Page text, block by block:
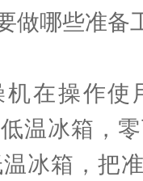
做哪些准备
操作使
温冰箱，
冰箱，把